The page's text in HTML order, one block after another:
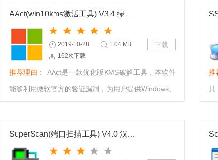
AAct(win10kms激活工具) V3.4 绿色版
2019-10-28
1.04 MB
162次下载
下载
推荐理由： AAct是一款优化版KMS破解工具，本软件
能够利用微软官方的验证漏洞，为用户提供Windows、
推
具
SuperScan(端口扫描工具) V4.0 汉化绿色版